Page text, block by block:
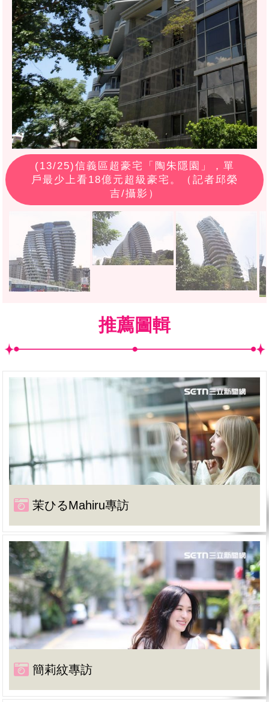
(13/25)信義區超豪宅「陶朱隱園」，單
戶最少上看18億元超級豪宅。（記者邱榮
吉/攝影）
推薦圖輯
茉ひるMahiru專訪
簡莉紋專訪